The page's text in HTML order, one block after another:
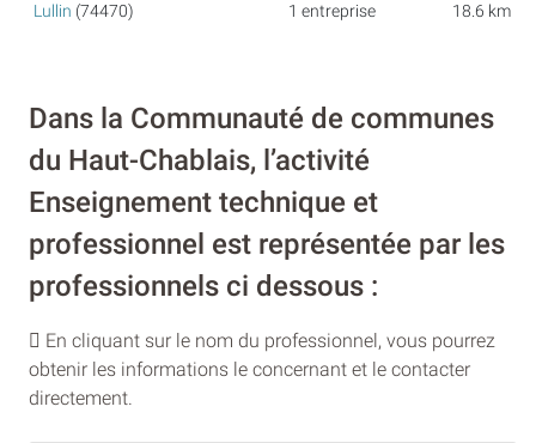
Lullin (74470) 1 entreprise 18.6 km
Dans la Communauté de communes
du Haut-Chablais, l’activité
Enseignement technique et
professionnel est représentée par les
professionnels ci dessous :
En cliquant sur le nom du professionnel, vous pourrez
obtenir les informations le concernant et le contacter
directement.